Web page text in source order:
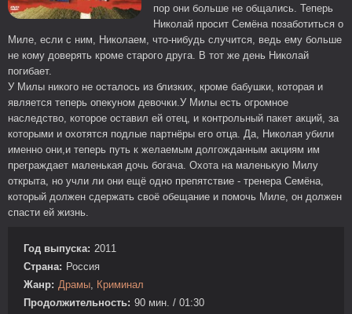
пор они больше не общались. Теперь
Николай просит Семёна позаботиться о
Миле, если с ним, Николаем, что-нибудь случится, ведь ему больше
не кому доверять кроме старого друга. В тот же день Николай
погибает.
У Милы никого не осталось из близких, кроме бабушки, которая и
является теперь опекуном девочки.У Милы есть огромное
наследство, которое оставил ей отец, и контрольный пакет акций, за
которыми и охотятся подлые партнёры его отца. Да, Николая убили
именно они,и теперь путь к желаемым долгожданным акциям им
преграждает маленькая дочь богача. Охота на маленькую Милу
открыта, но учли ли они ещё одно препятствие - тренера Семёна,
который должен сдержать своё обещание и помочь Миле, он должен
спасти ей жизнь.
Год выпуска: 2011
Страна: Россия
Жанр: Драмы, Криминал
Продолжительность: 90 мин. / 01:30